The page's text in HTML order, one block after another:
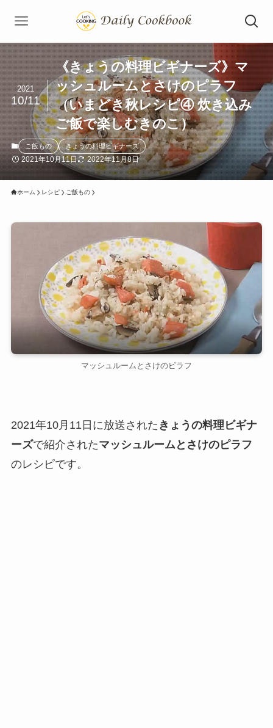
《きょうの料理ビギナーズ》マ
ッシュルームとさけのピラフ
（いまどき秋レシピ④ 炊き込み
ご飯で楽しむきのこ）
2021
10/11
ご飯もの きょうの料理ビギナーズ
2021年10月11日 2022年11月8日
ホーム レシピ ご飯もの
マッシュルームとさけのピラフ
2021年10月11日に放送された きょうの料理ビギナ
ーズで紹介されたマッシュルームとさけのピラフ
のレシピです。